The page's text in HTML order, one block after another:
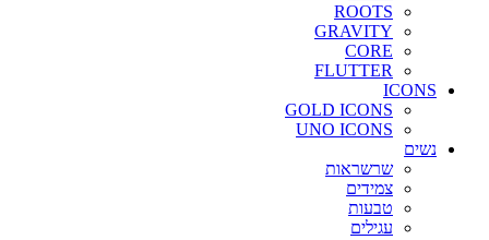
ROOTS
GRAVITY
CORE
FLUTTER
ICONS
GOLD ICONS
UNO ICONS
נשים
שרשראות
צמידים
טבעות
עגילים